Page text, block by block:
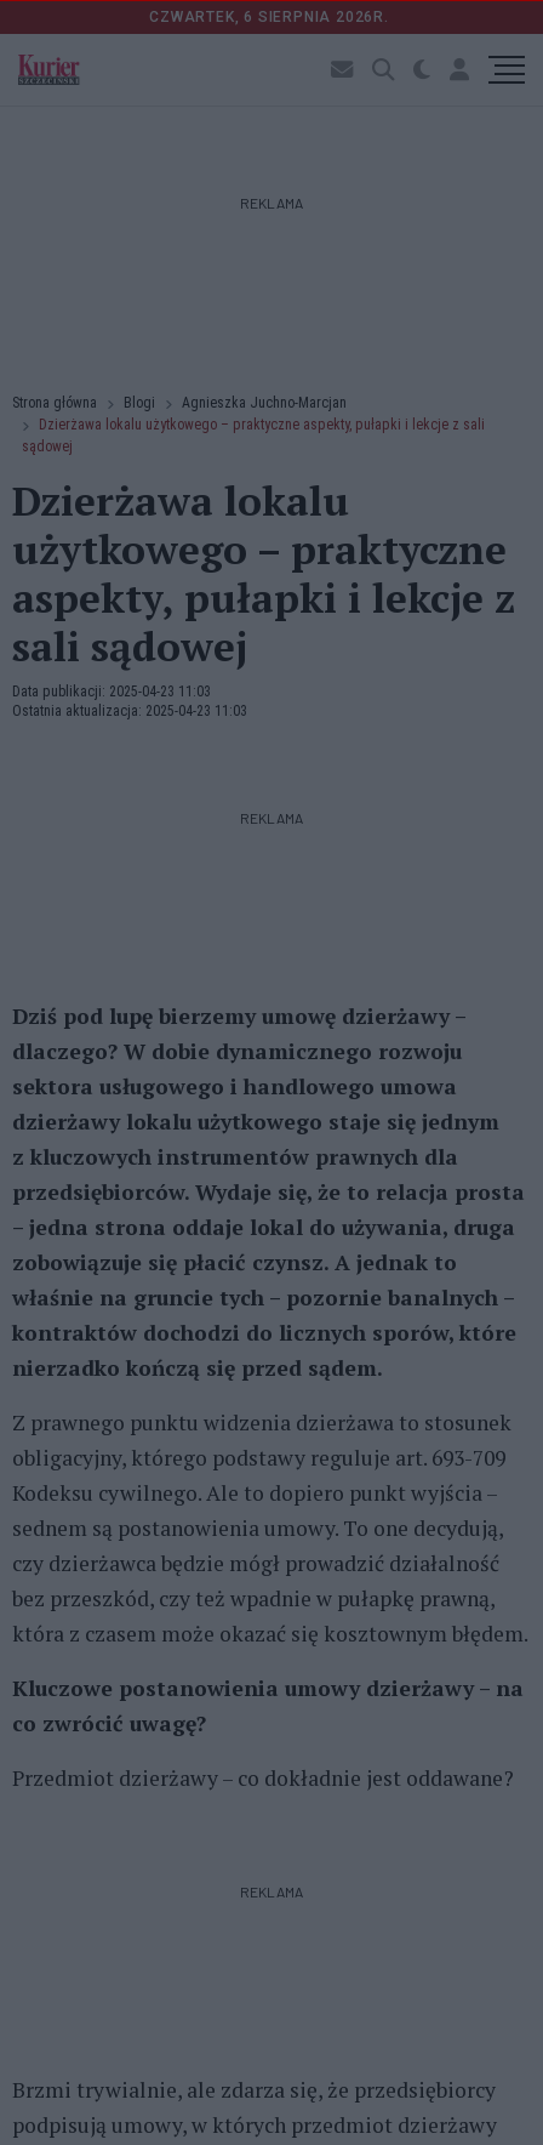
CZWARTEK, 6 SIERPNIA 2026R.
REKLAMA
Strona główna Blogi
Agnieszka Juchno-Marcjan
Dzierżawa lokalu użytkowego – praktyczne aspekty, pułapki i lekcje z sali
sądowej
Dzierżawa lokalu
użytkowego – praktyczne
aspekty, pułapki i lekcje z
sali sądowej
Data publikacji: 2025-04-23 11:03
Ostatnia aktualizacja: 2025-04-23 11:03
REKLAMA
Dziś pod lupę bierzemy umowę dzierżawy –
dlaczego? W dobie dynamicznego rozwoju
sektora usługowego i handlowego umowa
dzierżawy lokalu użytkowego staje się jednym
z kluczowych instrumentów prawnych dla
przedsiębiorców. Wydaje się, że to relacja prosta
– jedna strona oddaje lokal do używania, druga
zobowiązuje się płacić czynsz. A jednak to
właśnie na gruncie tych – pozornie banalnych –
kontraktów dochodzi do licznych sporów, które
nierzadko kończą się przed sądem.
Z prawnego punktu widzenia dzierżawa to stosunek
obligacyjny, którego podstawy reguluje art. 693-709
Kodeksu cywilnego. Ale to dopiero punkt wyjścia –
sednem są postanowienia umowy. To one decydują,
czy dzierżawca będzie mógł prowadzić działalność
bez przeszkód, czy też wpadnie w pułapkę prawną,
która z czasem może okazać się kosztownym błędem.
Kluczowe postanowienia umowy dzierżawy – na
co zwrócić uwagę?
Przedmiot dzierżawy – co dokładnie jest oddawane?
REKLAMA
Brzmi trywialnie, ale zdarza się, że przedsiębiorcy
podpisują umowy, w których przedmiot dzierżawy